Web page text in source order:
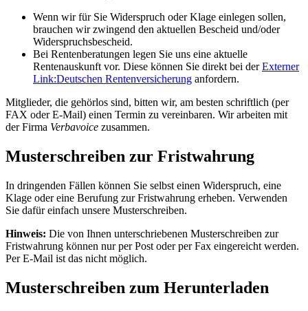
Wenn wir für Sie Widerspruch oder Klage einlegen sollen,
brauchen wir zwingend den aktuellen Bescheid und/oder
Widerspruchsbescheid.
Bei Rentenberatungen legen Sie uns eine aktuelle
Rentenauskunft vor. Diese können Sie direkt bei derExterner
Link:Deutschen Rentenversicherung anfordern.
Mitglieder, die gehörlos sind, bitten wir, am besten schriftlich (per
FAX oder E-Mail) einen Termin zu vereinbaren. Wir arbeiten mit
der Firma Verbavoice zusammen.
Musterschreiben zur Fristwahrung
In dringenden Fällen können Sie selbst einen Widerspruch, eine
Klage oder eine Berufung zur Fristwahrung erheben. Verwenden
Sie dafür einfach unsere Musterschreiben.
Hinweis: Die von Ihnen unterschriebenen Musterschreiben zur
Fristwahrung können nur per Post oder per Fax eingereicht werden.
Per E-Mail ist das nicht möglich.
Musterschreiben zum Herunterladen